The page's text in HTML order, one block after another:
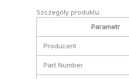
Szczegóły produktu
Parametr
Producent
Part Number